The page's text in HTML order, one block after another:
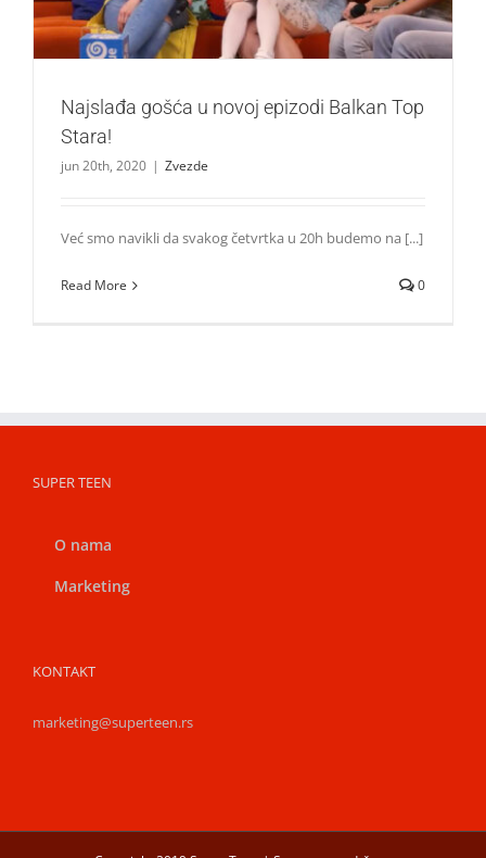
Najslađa gošća u novoj epizodi Balkan Top
Stara!
jun 20th, 2020 | Zvezde
Već smo navikli da svakog četvrtka u 20h budemo na [...]
Read More 0
SUPER TEEN
O nama
Marketing
KONTAKT
marketing@superteen.rs